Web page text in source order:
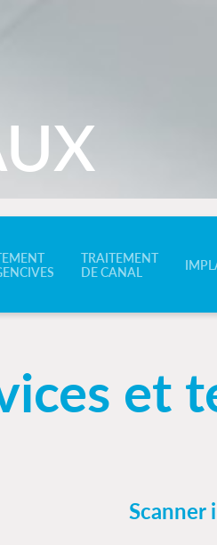
TRAITEMENT
DE CANAL
et
Scanner